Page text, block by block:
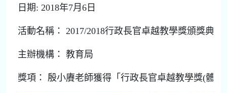
日期: 2018年7月6日
活動名稱： 2017/2018行政長官卓越教學獎頒獎典禮
主辦機構： 教育局
獎項： 殷小賡老師獲得「行政長官卓越教學獎(體